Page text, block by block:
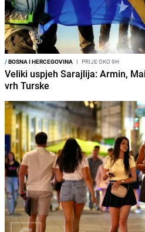
/BOSNA I HERCEGOVINA I PRIJE OKO 9H
Veliki uspjeh Sarajlija: Armin,
vrh Turske